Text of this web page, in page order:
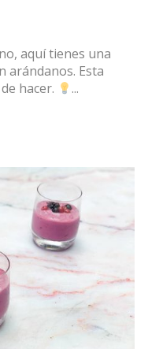
aquí tienes una
arándanos. Esta
hacer.
...